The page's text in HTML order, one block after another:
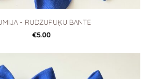
- RUDZUPUĶU BANTE
€5.00